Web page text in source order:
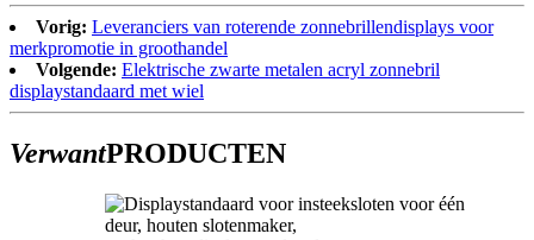
Vorig: Leveranciers van roterende zonnebrillendisplays voor
merkpromotie in groothandel
Volgende: Elektrische zwarte metalen acryl zonnebril
displaystandaard met wiel
VerwantPRODUCTEN